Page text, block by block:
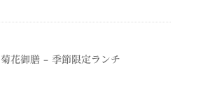
菊花御膳 – 季節限定ランチ